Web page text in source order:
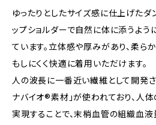
ゆったりとしたサイズ感に仕上げたダ
ップショルダーで自然に体に添うよう
ています。立体感や厚みがあり、柔ら
もしにくく快適に着用いただけます。
人の波長に一番近い繊維として開発
ナバイオ®素材」が使われており、人
実現することで、末梢血管の組織血液